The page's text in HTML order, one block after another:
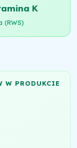
K
(RWS)
W PRODUKCIE